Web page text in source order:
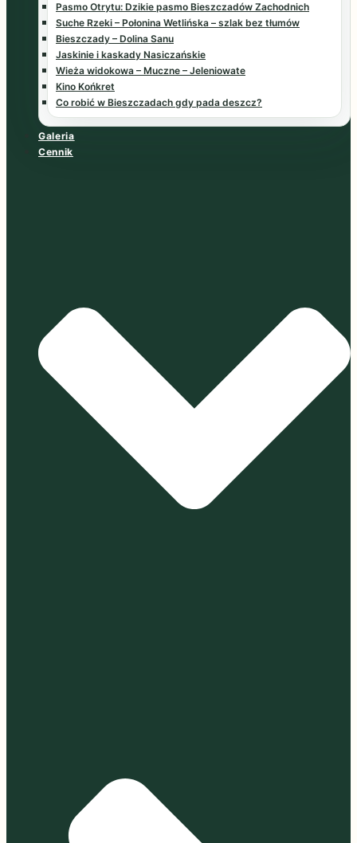
Pasmo Otrytu: Dzikie pasmo Bieszczadów Zachodnich
Suche Rzeki – Połonina Wetlińska – szlak bez tłumów
Bieszczady – Dolina Sanu
Jaskinie i kaskady Nasiczańskie
Wieża widokowa – Muczne – Jeleniowate
Kino Końkret
Co robić w Bieszczadach gdy pada deszcz?
Galeria
Cennik